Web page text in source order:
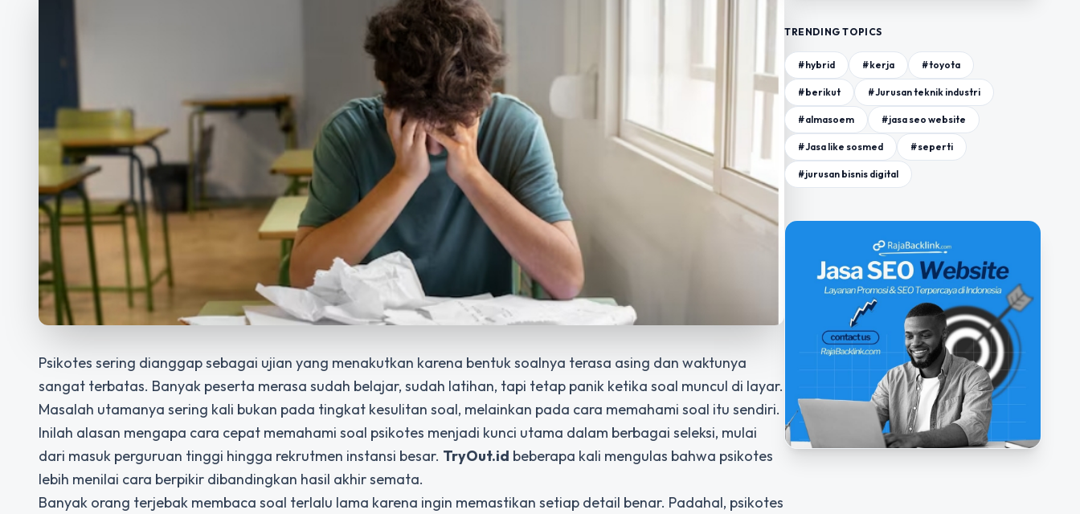
Psikotes sering dianggap sebagai ujian yang menakutkan karena bentuk soalnya terasa asing dan waktunya
sangat terbatas. Banyak peserta merasa sudah belajar, sudah latihan, tapi tetap panik ketika soal muncul di layar.
Masalah utamanya sering kali bukan pada tingkat kesulitan soal, melainkan pada cara memahami soal itu sendiri.
Inilah alasan mengapa cara cepat memahami soal psikotes menjadi kunci utama dalam berbagai seleksi, mulai
dari masuk perguruan tinggi hingga rekrutmen instansi besar. TryOut.id beberapa kali mengulas bahwa psikotes
lebih menilai cara berpikir dibandingkan hasil akhir semata.
Banyak orang terjebak membaca soal terlalu lama karena ingin memastikan setiap detail benar. Padahal, psikotes
TRENDING TOPICS
#hybrid #kerja #toyota
#berikut #Jurusan teknik industri
#almasoem #jasa seo website
#Jasa like sosmed #seperti
#jurusan bisnis digital